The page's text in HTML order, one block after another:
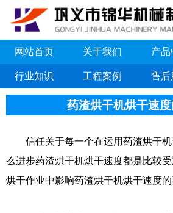
网站首页 关于我们 产品
行业知识 工程案例 售后
药渣烘干机烘干速
信任关于每一个在运用药渣烘干机
么进步药渣烘干机烘干速度都是比较
烘干作业中影响药渣烘干机烘干速度